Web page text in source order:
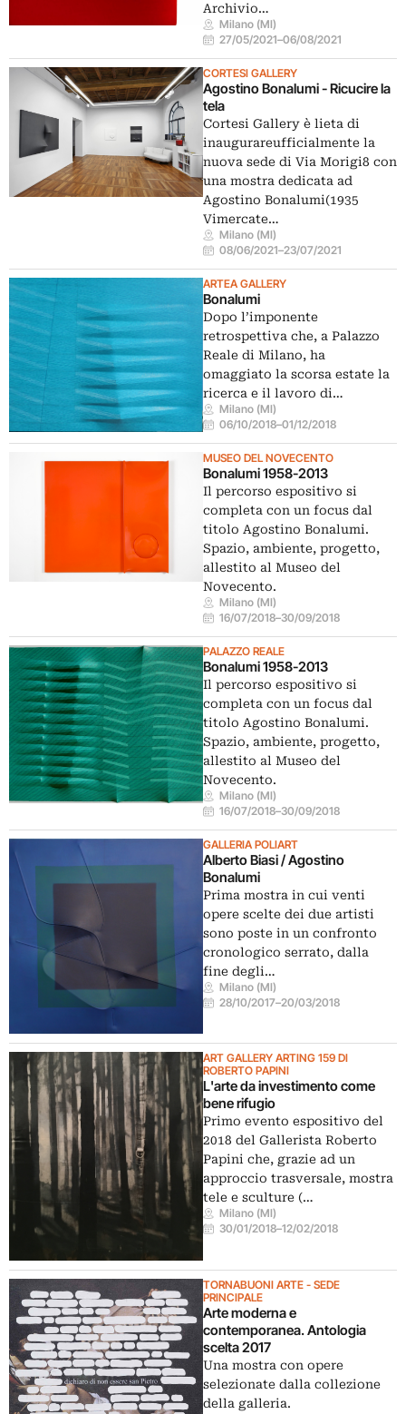
Archivio…
Milano (MI)
27/05/2021–06/08/2021
CORTESI GALLERY
Agostino Bonalumi - Ricucire la
tela
Cortesi Gallery è lieta di
inaugurareufficialmente la
nuova sede di Via Morigi8 con
una mostra dedicata ad
Agostino Bonalumi(1935
Vimercate…
Milano (MI)
08/06/2021–23/07/2021
ARTEA GALLERY
Bonalumi
Dopo l’imponente
retrospettiva che, a Palazzo
Reale di Milano, ha
omaggiato la scorsa estate la
ricerca e il lavoro di…
Milano (MI)
06/10/2018–01/12/2018
MUSEO DEL NOVECENTO
Bonalumi 1958-2013
Il percorso espositivo si
completa con un focus dal
titolo Agostino Bonalumi.
Spazio, ambiente, progetto,
allestito al Museo del
Novecento.
Milano (MI)
16/07/2018–30/09/2018
PALAZZO REALE
Bonalumi 1958-2013
Il percorso espositivo si
completa con un focus dal
titolo Agostino Bonalumi.
Spazio, ambiente, progetto,
allestito al Museo del
Novecento.
Milano (MI)
16/07/2018–30/09/2018
GALLERIA POLIART
Alberto Biasi / Agostino
Bonalumi
Prima mostra in cui venti
opere scelte dei due artisti
sono poste in un confronto
cronologico serrato, dalla
fine degli…
Milano (MI)
28/10/2017–20/03/2018
ART GALLERY ARTING 159 DI
ROBERTO PAPINI
L'arte da investimento come
bene rifugio
Primo evento espositivo del
2018 del Gallerista Roberto
Papini che, grazie ad un
approccio trasversale, mostra
tele e sculture (…
Milano (MI)
30/01/2018–12/02/2018
TORNABUONI ARTE - SEDE
PRINCIPALE
Arte moderna e
contemporanea. Antologia
scelta 2017
Una mostra con opere
selezionate dalla collezione
della galleria.